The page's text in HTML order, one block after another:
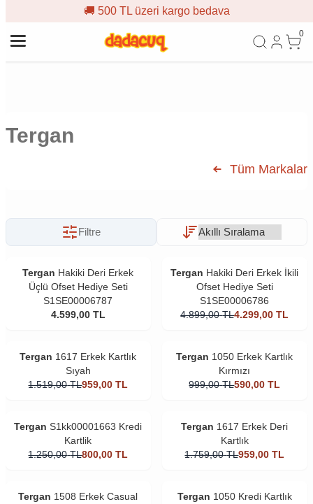
🚚 500 TL üzeri kargo bedava
0
Tergan
Tüm Markalar
Filtre
Tergan Hakiki Deri Erkek
Üçlü Ofset Hediye Seti
S1SE00006787
4.599,00 TL
Tergan Hakiki Deri Erkek İkili
Ofset Hediye Seti
S1SE00006786
4.899,00 TL4.299,00 TL
Tergan 1617 Erkek Kartlık
Sıyah
1.519,00 TL959,00 TL
Tergan 1050 Erkek Kartlık
Kırmızı
999,00 TL590,00 TL
Tergan S1kk00001663 Kredi
Kartlik
1.250,00 TL800,00 TL
Tergan 1617 Erkek Deri
Kartlık
1.759,00 TL959,00 TL
Tergan 1508 Erkek Casual
Tergan 1050 Kredi Kartlık